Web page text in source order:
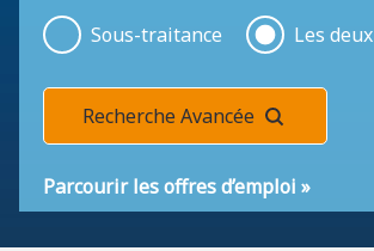
Sous-traitance Les deux
Recherche Avancée
Parcourir les offres d’emploi »